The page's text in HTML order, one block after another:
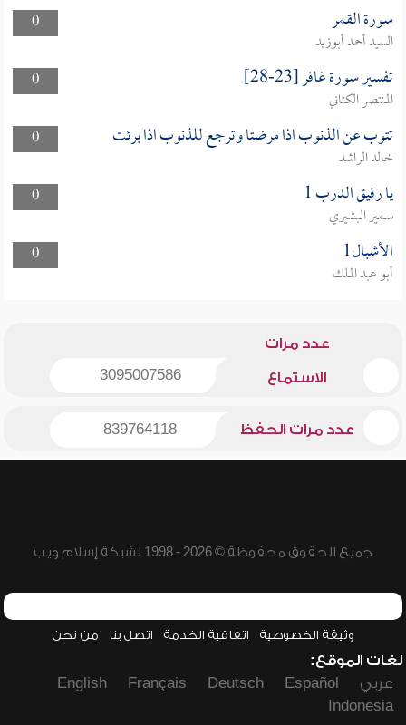
0
سورة القمر
السيد أحمد أبوزيد
0
تفسير سورة غافر [23-28]
المنتصر الكتاني
0
تتوب عن الذنوب اذا مرضتا وترجع للذنوب اذا برئت
خالد الراشد
0
يا رفيق الدرب 1
سمير البشيري
0
الأشبال1
أبو عبد الملك
عدد مرات
الاستماع 3095007586
عدد مرات الحفظ 839764118
جميع الحقوق محفوظة © 2026 - 1998 لشبكة إسلام ويب
وثيقة الخصوصية اتفاقية الخدمة اتصل بنا من نحن
لغات الموقع:
عربي
Español
Deutsch
Français
English
Indonesia